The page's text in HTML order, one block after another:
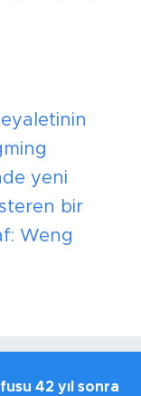
yeni
bir
Weng
42 yıl sonra